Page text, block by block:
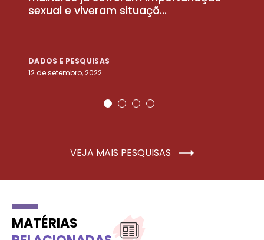
sexual e viveram situaçõ...
DADOS E PESQUISAS
12 de setembro, 2022
VEJA MAIS PESQUISAS
MATÉRIAS